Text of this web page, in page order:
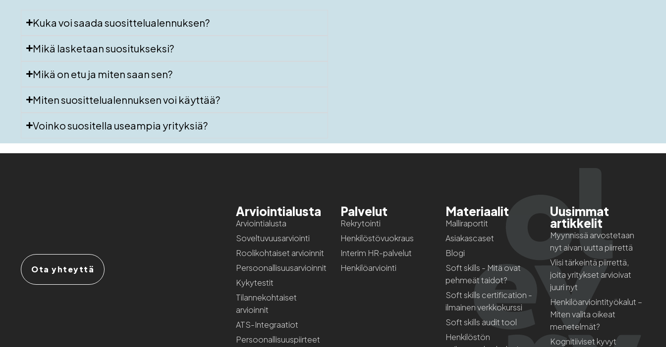
Kuka voi saada suosittelualennuksen?
Mikä lasketaan suositukseksi?
Mikä on etu ja miten saan sen?
Miten suosittelualennuksen voi käyttää?
Voinko suositella useampia yrityksiä?
Ota yhteyttä
Arviointialusta
Arviointialusta
Soveltuvuusarviointi
Roolikohtaiset arvioinnit
Persoonallisuusarvioinnit
Kykytestit
Tilannekohtaiset
arvioinnit
ATS-Integraatiot
Persoonallisuuspiirteet
Palvelut
Rekrytointi
Henkilöstövuokraus
Interim HR-palvelut
Henkilöarviointi
Materiaalit
Malliraportit
Asiakascaset
Blogi
Soft skills - Mitä ovat
pehmeät taidot?
Soft skills certification -
ilmainen verkkokurssi
Soft skills audit tool
Henkilöstön
Uusimmat
artikkelit
Myynnissä arvostetaan
nyt aivan uutta piirrettä
Viisi tärkeintä piirrettä,
joita yritykset arvioivat
juuri nyt
Henkilöarviointityökalut –
Miten valita oikeat
menetelmät?
Kognitiiviset kyvyt